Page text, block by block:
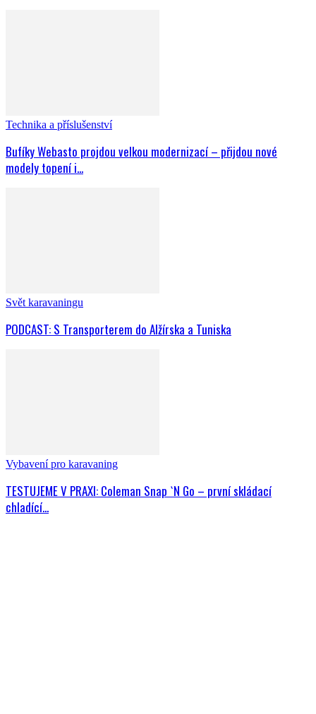
Technika a příslušenství
Bufíky Webasto projdou velkou modernizací – přijdou nové
modely topení i...
Svět karavaningu
PODCAST: S Transporterem do Alžírska a Tuniska
Vybavení pro karavaning
TESTUJEME V PRAXI: Coleman Snap `N Go – první skládací
chladící...